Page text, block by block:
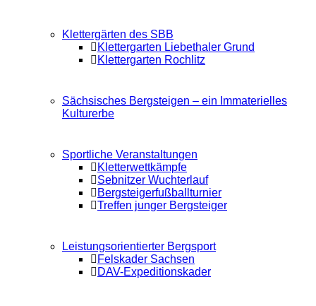
Klettergärten des SBB
Klettergarten Liebethaler Grund
Klettergarten Rochlitz
Sächsisches Bergsteigen – ein Immaterielles
Kulturerbe
Sportliche Veranstaltungen
Kletterwettkämpfe
Sebnitzer Wuchterlauf
Bergsteigerfußballturnier
Treffen junger Bergsteiger
Leistungsorientierter Bergsport
Felskader Sachsen
DAV-Expeditionskader